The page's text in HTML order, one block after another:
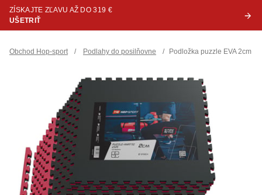
ZÍSKAJTE ZĽAVU AŽ DO 319 €
UŠETRIŤ
Obchod Hop-sport / Podlahy do posilňovne / Podložka puzzle EVA 2cm -